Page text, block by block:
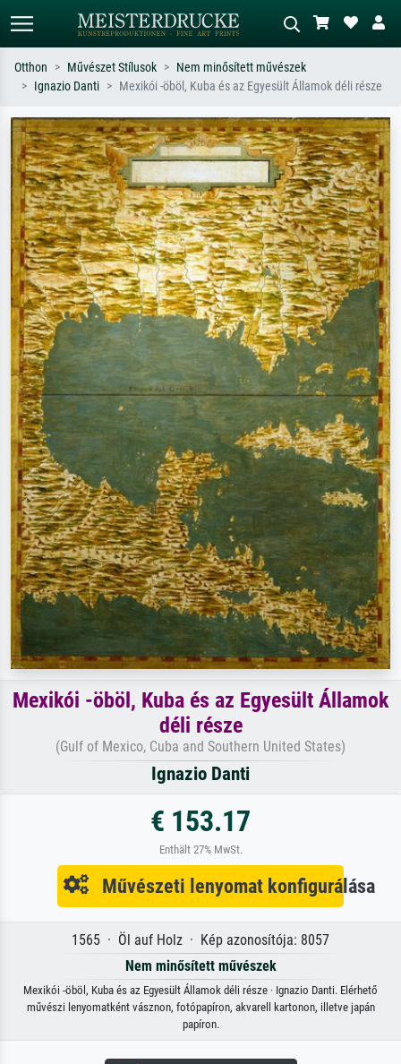
Keressen művész, műcím vagy stílus
szerint – pl. Monet, Csillagos éj,
impresszionizmus, Hokusai-hullám,
akt.
Írja le a jelenetet – pl. zöld rét, sok
piros absztrakt, sötét olajkép, álló akt
egy fa mellett.
Otthon Művészet Stílusok
Nem minősített művészek
Ignazio Danti
Mexikói -öböl, Kuba és az Egyesült Államok déli része
Mexikói -öböl, Kuba és az Egyesült Államok
déli része
(Gulf of Mexico, Cuba and Southern United States)
Ignazio Danti
€ 153.17
Enthält 27% MwSt.
Művészeti lenyomat konfigurálása
1565 · Öl auf Holz · Kép azonosítója: 8057
Nem minősített művészek
Mexikói -öböl, Kuba és az Egyesült Államok déli része · Ignazio Danti. Elérhető
művészi lenyomatként vásznon, fotópapíron, akvarell kartonon, illetve japán
papíron.